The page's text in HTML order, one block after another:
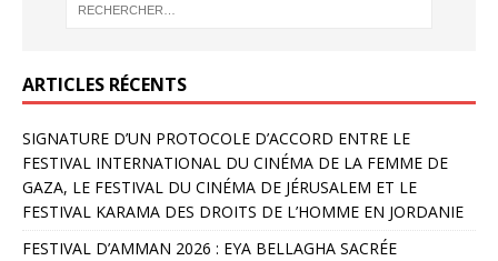
ARTICLES RÉCENTS
SIGNATURE D’UN PROTOCOLE D’ACCORD ENTRE LE
FESTIVAL INTERNATIONAL DU CINÉMA DE LA FEMME DE
GAZA, LE FESTIVAL DU CINÉMA DE JÉRUSALEM ET LE
FESTIVAL KARAMA DES DROITS DE L’HOMME EN JORDANIE
FESTIVAL D’AMMAN 2026 : EYA BELLAGHA SACRÉE